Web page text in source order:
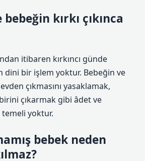
kırkı çıkınca
itibaren kırkıncı günde
dini bir işlem yoktur. Bebeğin ve
çıkmasını yasaklamak,
çıkarmak gibi âdet ve
yoktur.
bebek neden